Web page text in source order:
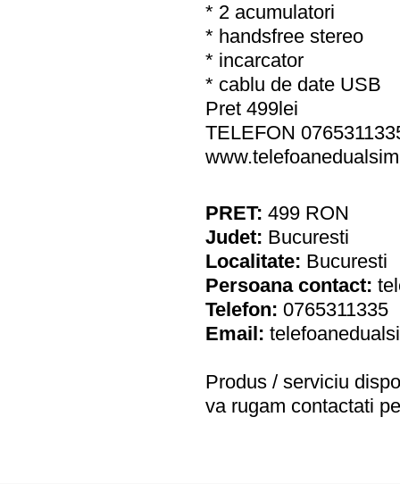
* 2 acumulatori
* handsfree stereo
* incarcator
* cablu de date USB
Pret 499lei
TELEFON
PRET: 499 RON
Judet: Bucuresti
Localitate: Bucuresti
Persoana contact:
Telefon: 0765311335
Email:
Produs / serviciu
va rugam contactati